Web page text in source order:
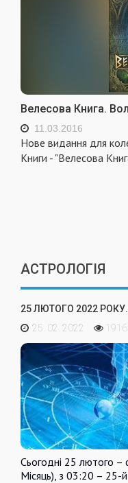
Велесова Книга.
11.03.2016
Нове видання для
Книги - "Велесова
АСТРОЛОГІЯ
25 ЛЮТОГО 2022
25. 02. 2022
Сьогодні 25 лютого –
Місяць), з 03:20 – 25-